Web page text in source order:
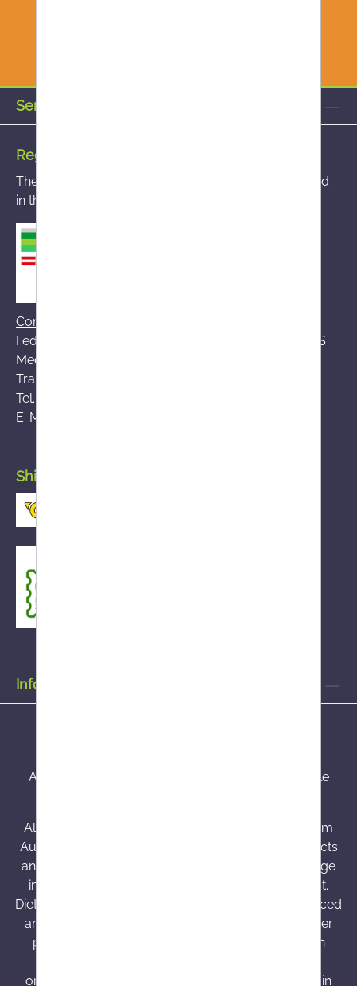
Service hotline
Registered mail-order pharmacy
The mail-order pharmacy you accessed is registered
in the BASG mail-order pharmacy register
Contact BASG
Federal Office for Safety in Health Care (BASG), AGES
Medical Market Surveillance (AGES MEA)
Traisengasse 5, A-1200 Vienna
Tel.:
E-Mail:
Shipping by Austrian Post
Information on
All prices incl. VAT plus
and possible
All medicines offered by Onlineapo are shipped from
Austria and are approved there. Information on effects
and possible side effects can be found in the package
insert, or obtained from your doctor or pharmacist.
Dietary supplements are not a substitute for a balanced
and varied diet. Onlineapo.at is an internet mail-order
pharmacy licensed in Austria with headquarters in
onlineapo.at is intended exclusively for customers in